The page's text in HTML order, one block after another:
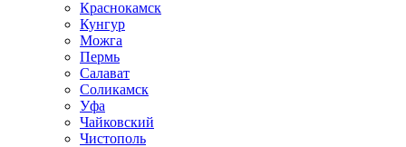
Краснокамск
Кунгур
Можга
Пермь
Салават
Соликамск
Уфа
Чайковский
Чистополь